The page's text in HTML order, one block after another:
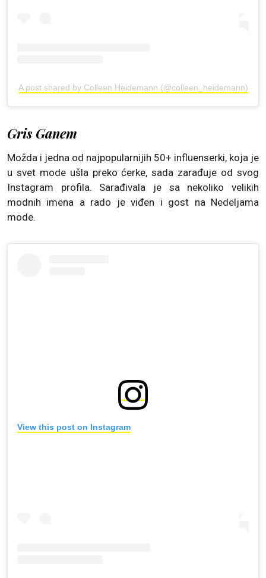
A post shared by Colleen Heidemann (@colleen_heidemann)
Gris Ganem
Možda i jedna od najpopularnijih 50+ influenserki, koja je
u svet mode ušla preko ćerke, sada zarađuje od svog
Instagram profila. Sarađivala je sa nekoliko velikih
modnih imena a rado je viđen i gost na Nedeljama
mode.
View this post on Instagram